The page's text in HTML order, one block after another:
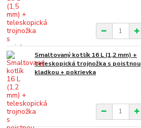
Smaltovaný kotlík 16 L (1,2 mm) +
teleskopická trojnožka s poistnou
kladkou + pokrievka